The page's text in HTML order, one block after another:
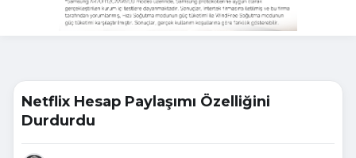
Netflix Hesap Paylaşımı Özelliğini
Durdurdu